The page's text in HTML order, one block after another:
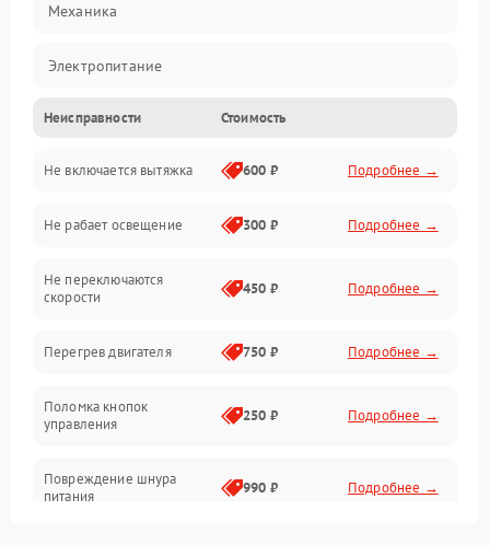
Механика
Электропитание
Вентиляция
Освещение
Механические повреждения
Электроника
Неисправности Стоимость
Не включается вытяжка 600 ₽ Подробнее →
Не рабает освещение 300 ₽ Подробнее →
Не переключаются
скорости
450 ₽ Подробнее →
Перегрев двигателя 750 ₽ Подробнее →
Поломка кнопок
управления
250 ₽ Подробнее →
Повреждение шнура
питания
990 ₽ Подробнее →